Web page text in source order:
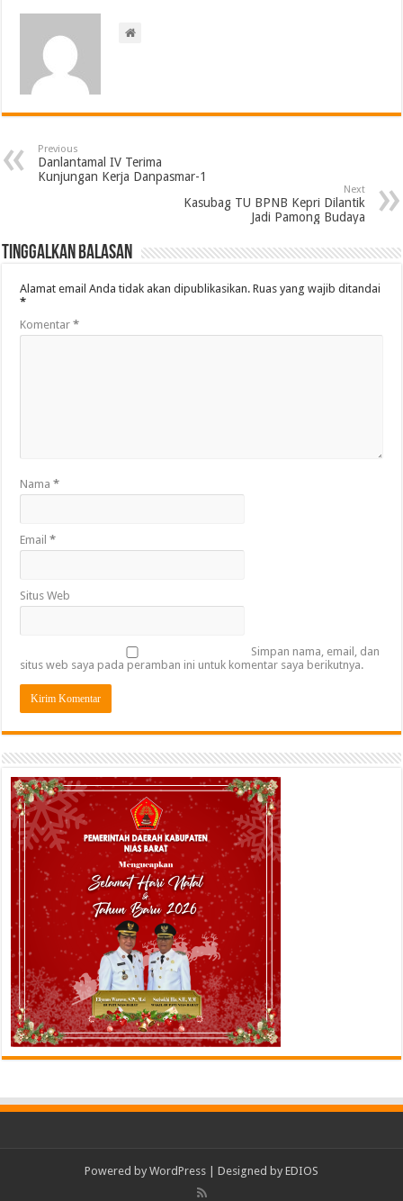
Previous
Danlantamal IV Terima
Kunjungan Kerja Danpasmar-1
Next
Kasubag TU BPNB Kepri Dilantik
Jadi Pamong Budaya
Tinggalkan Balasan
Alamat email Anda tidak akan dipublikasikan. Ruas yang wajib ditandai
*
Komentar*
Nama*
Email*
Situs Web
Simpan nama, email, dan
situs web saya pada peramban ini untuk komentar saya berikutnya.
Powered by WordPress | Designed by EDIOS